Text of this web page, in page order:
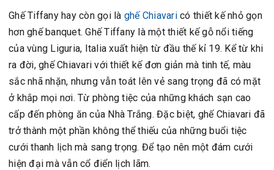
Ghế Tiffany hay còn gọi là ghế Chiavaricó thiết kế nhỏ gọn
hơn ghế banquet. Ghế Tiffany là một thiết kế gỗ nổi tiếng
của vùng Liguria, Italia xuất hiện từ đầu thế kỉ 19. Kể từ khi
ra đời, ghế Chiavari với thiết kế đơn giản mà tinh tế, màu
sắc nhã nhặn, nhưng vẫn toát lên vẻ sang trọng đã có mặt
ở khắp mọi nơi. Từ phòng tiệc của những khách sạn cao
cấp đến phòng ăn của Nhà Trắng. Đặc biệt, ghế Chiavari đã
trở thành một phần không thể thiếu của những buổi tiệc
cưới thanh lịch mà sang trọng. Để tạo nên một đám cưới
hiện đại mà vẫn cổ điển lịch lãm.